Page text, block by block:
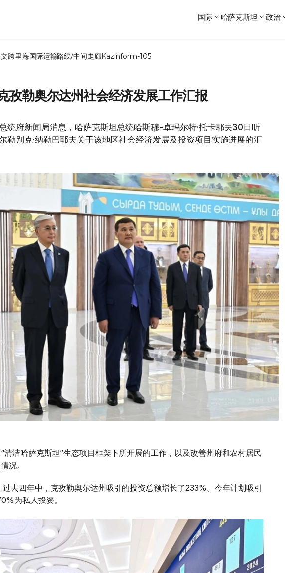
国际 哈萨克斯坦 政治
跨里海国际运输路线/中间走廊Kazinform-105
孜勒奥尔达州社会经济发展工作汇报
统府新闻局消息，哈萨克斯坦总统哈斯穆-卓玛尔特·托卡耶夫30日听
勒别克·纳勒巴耶夫关于该地区社会经济发展及投资项目实施进展的汇
清洁哈萨克斯坦”生态项目框架下所开展的工作，以及改善州府和农村居民
况。
过去四年中，克孜勒奥尔达州吸引的投资总额增长了233%。今年计划吸引
为私人投资。